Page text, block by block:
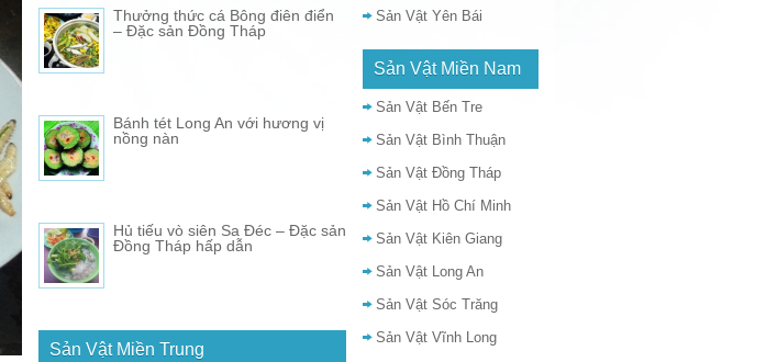
Thưởng thức cá Bông điên điển
– Đặc sản Đồng Tháp
Bánh tét Long An với hương vị
nồng nàn
Hủ tiếu vò siên Sa Đéc – Đặc sản
Đồng Tháp hấp dẫn
Sản Vật Miền Trung
Sản Vật Yên Bái
Sản Vật Miền Nam
Sản Vật Bến Tre
Sản Vật Bình Thuận
Sản Vật Đồng Tháp
Sản Vật Hồ Chí Minh
Sản Vật Kiên Giang
Sản Vật Long An
Sản Vật Sóc Trăng
Sản Vật Vĩnh Long